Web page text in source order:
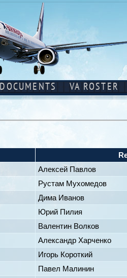
DOCUMENTS VA ROSTER
Алексей Павлов
Рустам Мухомедов
Дима Иванов
Юрий Пилия
Валентин Волков
Александр Харченко
Игорь Короткий
Павел Малинин